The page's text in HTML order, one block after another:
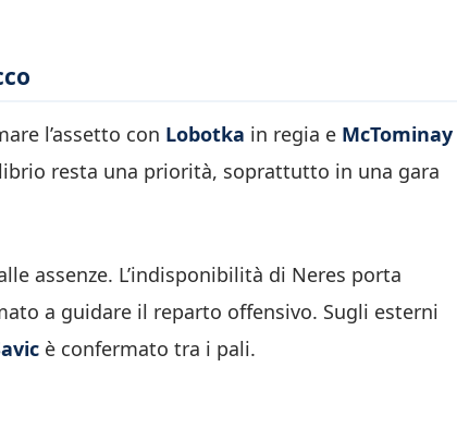
l’assetto con Lobotka in regia e McTominay
resta una priorità, soprattutto in una gara
assenze. L’indisponibilità di Neres porta
a guidare il reparto offensivo. Sugli esterni
è confermato tra i pali.